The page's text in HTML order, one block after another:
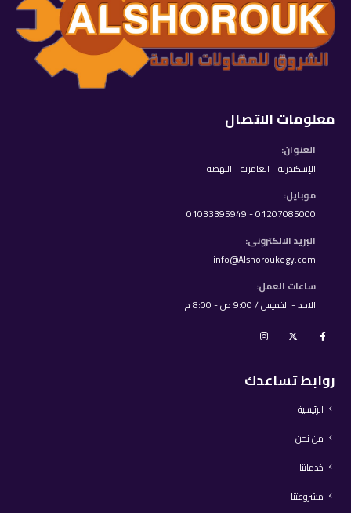
معلومات الاتصال
العنوان:
الإسكندرية - العامرية - النهضة
موبايل:
01207085000 - 01033395949
البريد الالكترونى:
info@Alshoroukegy.com
ساعات العمل:
الاحد - الخميس / 9:00 ص - 8:00 م
روابط تساعدك
الرئيسية
من نحن
خدماتنا
مشروعتنا